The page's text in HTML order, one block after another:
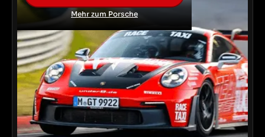
Mehr zum Porsche